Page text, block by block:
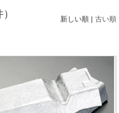
受付時間：平日8:30～17:30新しい順 | 古い順